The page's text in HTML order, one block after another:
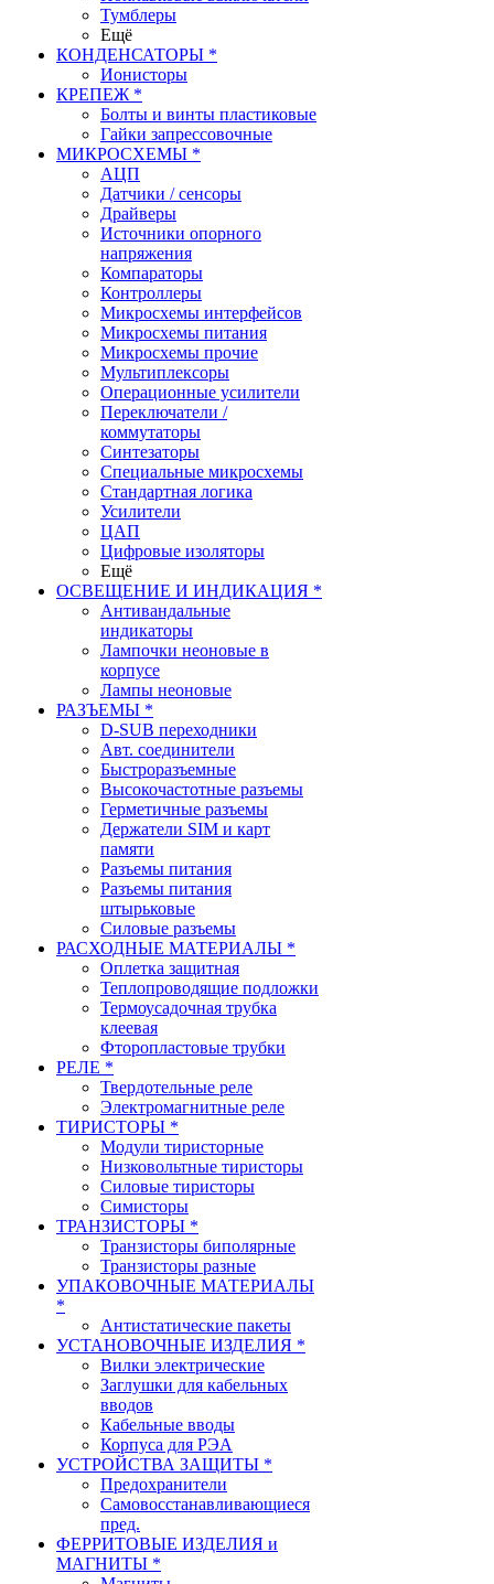
Тумблеры
Ещё
КОНДЕНСАТОРЫ *
Ионисторы
КРЕПЕЖ *
Болты и винты пластиковые
Гайки запрессовочные
МИКРОСХЕМЫ *
АЦП
Датчики / сенсоры
Драйверы
Источники опорного
напряжения
Компараторы
Контроллеры
Микросхемы интерфейсов
Микросхемы питания
Микросхемы прочие
Мультиплексоры
Операционные усилители
Переключатели /
коммутаторы
Синтезаторы
Специальные микросхемы
Стандартная логика
Усилители
ЦАП
Цифровые изоляторы
Ещё
ОСВЕЩЕНИЕ И ИНДИКАЦИЯ *
Антивандальные
индикаторы
Лампочки неоновые в
корпусе
Лампы неоновые
РАЗЪЕМЫ *
D-SUB переходники
Авт. соединители
Быстроразъемные
Высокочастотные разъемы
Герметичные разъемы
Держатели SIM и карт
памяти
Разъемы питания
Разъемы питания
штырьковые
Силовые разъемы
РАСХОДНЫЕ МАТЕРИАЛЫ *
Оплетка защитная
Теплопроводящие подложки
Термоусадочная трубка
клеевая
Фторопластовые трубки
РЕЛЕ *
Твердотельные реле
Электромагнитные реле
ТИРИСТОРЫ *
Модули тиристорные
Низковольтные тиристоры
Силовые тиристоры
Симисторы
ТРАНЗИСТОРЫ *
Транзисторы биполярные
Транзисторы разные
УПАКОВОЧНЫЕ МАТЕРИАЛЫ
*
Антистатические пакеты
УСТАНОВОЧНЫЕ ИЗДЕЛИЯ *
Вилки электрические
Заглушки для кабельных
вводов
Кабельные вводы
Корпуса для РЭА
УСТРОЙСТВА ЗАЩИТЫ *
Предохранители
Самовосстанавливающиеся
пред.
ФЕРРИТОВЫЕ ИЗДЕЛИЯ и
МАГНИТЫ *